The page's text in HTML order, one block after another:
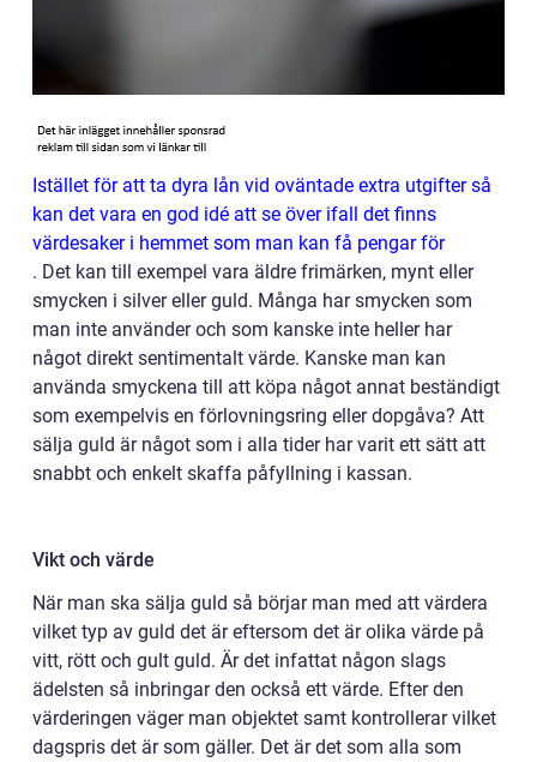
Istället för att ta dyra lån vid oväntade extra utgifter så
kan det vara en god idé att se över ifall det finns
värdesaker i hemmet som man kan få pengar för
. Det kan till exempel vara äldre frimärken, mynt eller
smycken i silver eller guld. Många har smycken som
man inte använder och som kanske inte heller har
något direkt sentimentalt värde. Kanske man kan
använda smyckena till att köpa något annat beständigt
som exempelvis en förlovningsring eller dopgåva? Att
sälja guld är något som i alla tider har varit ett sätt att
snabbt och enkelt skaffa påfyllning i kassan.
Vikt och värde
När man ska sälja guld så börjar man med att värdera
vilket typ av guld det är eftersom det är olika värde på
vitt, rött och gult guld. Är det infattat någon slags
ädelsten så inbringar den också ett värde. Efter den
värderingen väger man objektet samt kontrollerar vilket
dagspris det är som gäller. Det är det som alla som